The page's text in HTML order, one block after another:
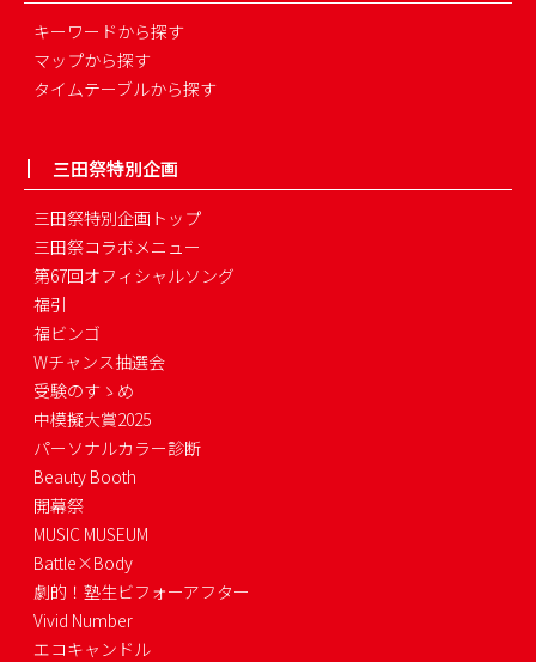
キーワードから探す
マップから探す
タイムテーブルから探す
三田祭特別企画
三田祭特別企画トップ
三田祭コラボメニュー
第67回オフィシャルソング
福引
福ビンゴ
Wチャンス抽選会
受験のすゝめ
中模擬大賞2025
パーソナルカラー診断
Beauty Booth
開幕祭
MUSIC MUSEUM
Battle×Body
劇的！塾生ビフォーアフター
Vivid Number
エコキャンドル